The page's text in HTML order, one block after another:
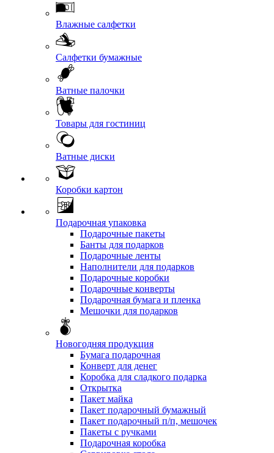
Влажные салфетки
Салфетки бумажные
Ватные палочки
Товары для гостиниц
Ватные диски
Коробки картон
Подарочная упаковка
Подарочные пакеты
Банты для подарков
Подарочные ленты
Наполнители для подарков
Подарочные коробки
Подарочные конверты
Подарочная бумага и пленка
Мешочки для подарков
Новогодняя продукция
Бумага подарочная
Конверт для денег
Коробка для сладкого подарка
Открытка
Пакет майка
Пакет подарочный бумажный
Пакет подарочный п/п, мешочек
Пакеты с ручками
Подарочная коробка